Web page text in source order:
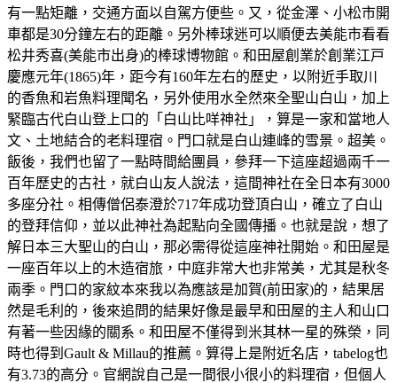
有一點矩離，交通方面以自駕方便些。又，從金澤、小松市開
車都是30分鐘左右的距離。另外棒球迷可以順便去美能市看看
松井秀喜(美能市出身)的棒球博物館。和田屋創業於創業江戸
慶應元年(1865)年，距今有160年左右的歷史，以附近手取川
的香魚和岩魚料理聞名，另外使用水全然來全聖山白山，加上
緊臨古代白山登上口的「白山比咩神社」，算是一家和當地人
文、土地結合的老料理宿。門口就是白山連峰的雪景。超美。
飯後，我們也留了一點時間給團員，參拜一下這座超過兩千一
百年歷史的古社，就白山友人說法，這間神社在全日本有3000
多座分社。相傳僧侶泰澄於717年成功登頂白山，確立了白山
的登拜信仰，並以此神社為起點向全國傳播。也就是說，想了
解日本三大聖山的白山，那必需得從這座神社開始。和田屋是
一座百年以上的木造宿旅，中庭非常大也非常美，尤其是秋冬
兩季。門口的家紋本來我以為應該是加賀(前田家)的，結果居
然是毛利的，後來追問的結果好像是最早和田屋的主人和山口
有著一些因緣的關系。和田屋不僅得到米其林一星的殊榮，同
時也得到Gault & Millau的推薦。算得上是附近名店，tabelog也
有3.73的高分。官網說自己是一間很小很小的料理宿，但個人